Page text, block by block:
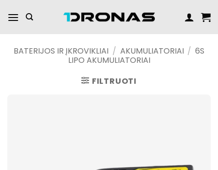
turinį
BATERIJOS IR ĮKROVIKLIAI / AKUMULIATORIAI / 6S
LIPO AKUMULIATORIAI
FILTRUOTI